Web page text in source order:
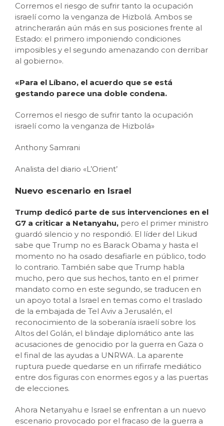
Corremos el riesgo de sufrir tanto la ocupación
israelí como la venganza de Hizbolá. Ambos se
atrincherarán aún más en sus posiciones frente al
Estado: el primero imponiendo condiciones
imposibles y el segundo amenazando con derribar
al gobierno».
«Para el Líbano, el acuerdo que se está
gestando parece una doble condena.
Corremos el riesgo de sufrir tanto la ocupación
israelí como la venganza de Hizbolá»
Anthony Samrani
Analista del diario «L’Orient’
Nuevo escenario en Israel
Trump dedicó parte de sus intervenciones en el
G7 a criticar a Netanyahu, pero el primer ministro
guardó silencio y no respondió. El líder del Likud
sabe que Trump no es Barack Obama y hasta el
momento no ha osado desafiarle en público, todo
lo contrario. También sabe que Trump habla
mucho, pero que sus hechos, tanto en el primer
mandato como en este segundo, se traducen en
un apoyo total a Israel en temas como el traslado
de la embajada de Tel Aviv a Jerusalén, el
reconocimiento de la soberanía israelí sobre los
Altos del Golán, el blindaje diplomático ante las
acusaciones de genocidio por la guerra en Gaza o
el final de las ayudas a UNRWA. La aparente
ruptura puede quedarse en un rifirrafe mediático
entre dos figuras con enormes egos y a las puertas
de elecciones.
Ahora Netanyahu e Israel se enfrentan a un nuevo
escenario provocado por el fracaso de la guerra a